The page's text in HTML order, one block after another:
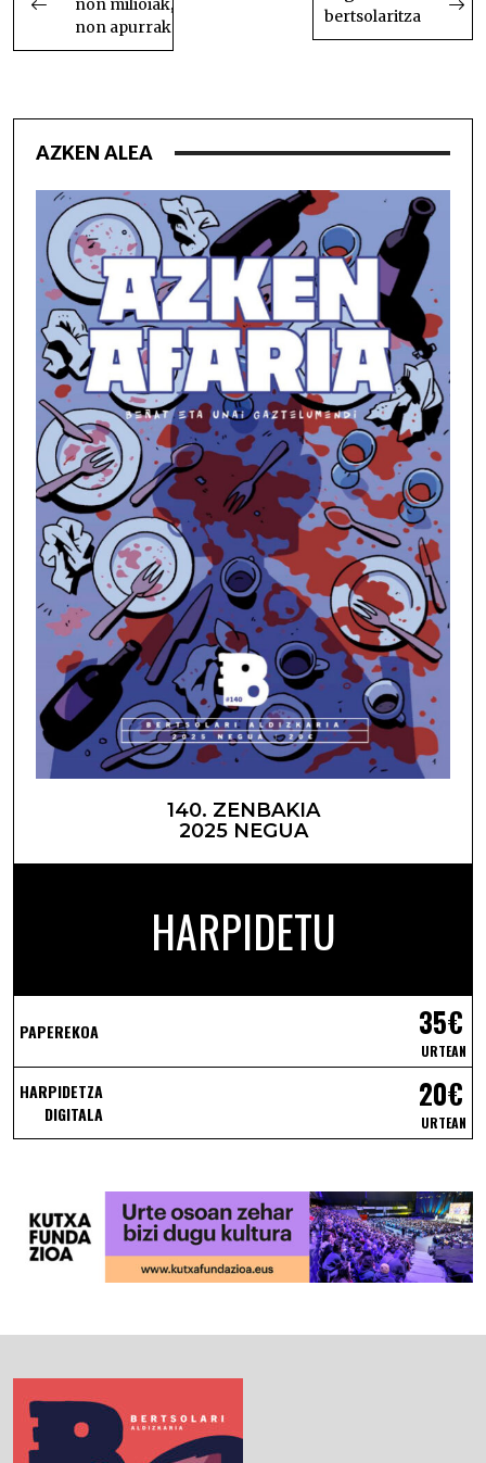
NABIGATU
non milioiak,
non apurrak
bertsolaritza
AZKEN ALEA
140. ZENBAKIA
2025 NEGUA
HARPIDETU
PAPEREKOA 35€
URTEAN
HARPIDETZA
DIGITALA
20€
URTEAN